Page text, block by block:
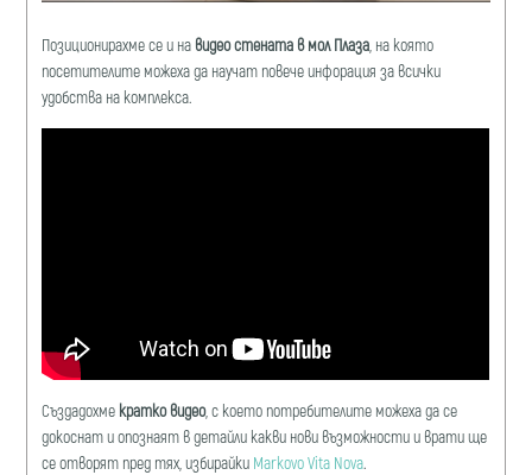
Позиционирахме се и на видео стената в мол Плаза , на която
посетителите можеха да научат повече инфорация за всички
удобства на комплекса.
Създадохме кратко видео, с което потребителите можеха да се
докоснат и опознаят в детайли какви нови възможности и врати ще
се отворят пред тях, избирайки Markovo Vita Nova.